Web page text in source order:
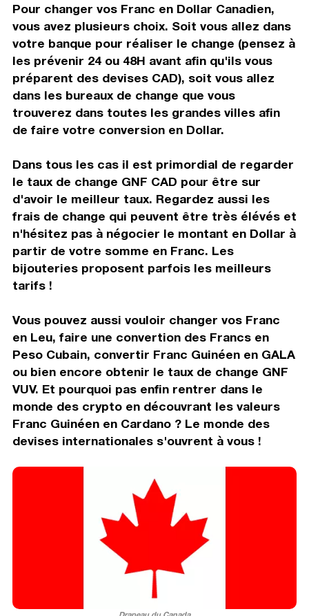
Pour changer vos Franc en Dollar Canadien,
vous avez plusieurs choix. Soit vous allez dans
votre banque pour réaliser le change (pensez à
les prévenir 24 ou 48H avant afin qu'ils vous
préparent des devises CAD), soit vous allez
dans les bureaux de change que vous
trouverez dans toutes les grandes villes afin
de faire votre conversion en Dollar.
Dans tous les cas il est primordial de regarder
le taux de change GNF CAD pour être sur
d'avoir le meilleur taux. Regardez aussi les
frais de change qui peuvent être très élévés et
n'hésitez pas à négocier le montant en Dollar à
partir de votre somme en Franc. Les
bijouteries proposent parfois les meilleurs
tarifs !
Vous pouvez aussi vouloir changer vos Franc
en Leu, faire une convertion des Francs en
Peso Cubain, convertir Franc Guinéen en GALA
ou bien encore obtenir le taux de change GNF
VUV. Et pourquoi pas enfin rentrer dans le
monde des crypto en découvrant les valeurs
Franc Guinéen en Cardano ? Le monde des
devises internationales s'ouvrent à vous !
Drapeau du Canada